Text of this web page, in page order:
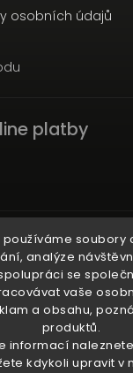
používáme soubory
analýze
se
vaše
a obsahu,
produktů.
informací naleznete
kdykoli upravit v
osobních údajů
platby
Ať už ti